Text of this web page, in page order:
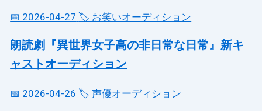
📅 2026-04-27 🏷️ お笑いオーディション
朗読劇『異世界女子高の非日常な日常』新キ
ャストオーディション
📅 2026-04-26 🏷️ 声優オーディション